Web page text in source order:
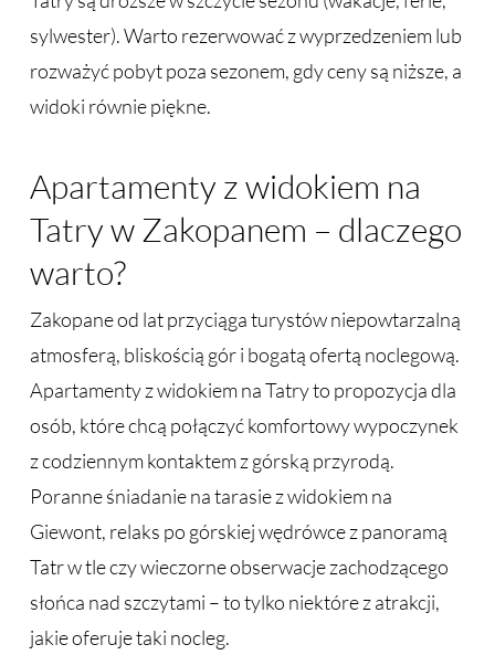
sylwester). Warto rezerwować z wyprzedzeniem lub
rozważyć pobyt poza sezonem, gdy ceny są niższe, a
widoki równie piękne.
Apartamenty z widokiem na
Tatry w Zakopanem – dlaczego
warto?
Zakopane od lat przyciąga turystów niepowtarzalną
atmosferą, bliskością gór i bogatą ofertą noclegową.
Apartamenty z widokiem na Tatry to propozycja dla
osób, które chcą połączyć komfortowy wypoczynek
z codziennym kontaktem z górską przyrodą.
Poranne śniadanie na tarasie z widokiem na
Giewont, relaks po górskiej wędrówce z panoramą
Tatr w tle czy wieczorne obserwacje zachodzącego
słońca nad szczytami – to tylko niektóre z atrakcji,
jakie oferuje taki nocleg.